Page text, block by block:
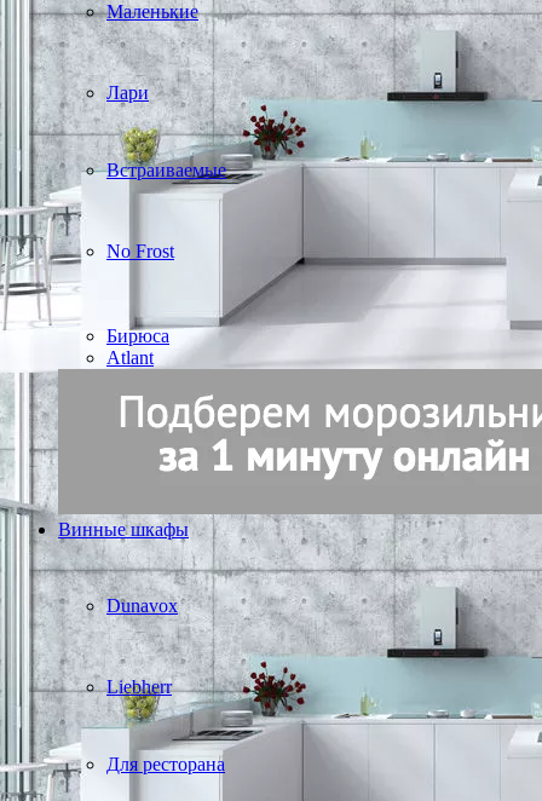
Маленькие
Лари
Встраиваемые
No Frost
Бирюса
Atlant
Винные шкафы
Dunavox
Liebherr
Для ресторана